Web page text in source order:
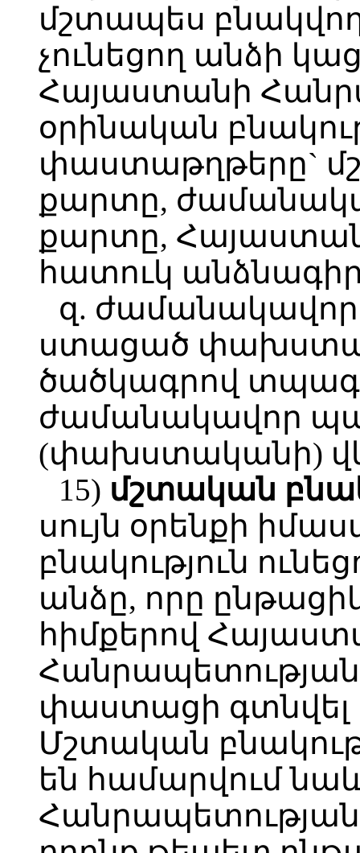
մշտապես
չունեցող անձի
Հայաստանի
օրինական
փաստաթղթերը`
քարտը,
քարտը,
հատուկ
զ.
ստացած
ծածկագրով
ժամանակավոր
(փախստականի)
15) մշտական
սույն օրենքի
բնակություն
անձը, որը
հիմքերով
փաստացի գտնվել
Մշտական
են համարվում